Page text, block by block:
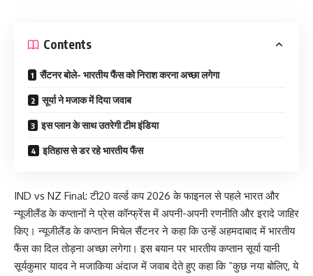
Contents
सैंटनर बोले- भारतीय फैंस को निराश करना अच्छा लगेगा
सूर्या ने मजाक में दिया जवाब
इस प्लान के साथ उतरेगी टीम इंडिया
इतिहास से डर रहे भारतीय फैंस
IND vs NZ Final: टी20 वर्ल्ड कप 2026 के फाइनल से पहले भारत और
न्यूजीलैंड के कप्तानों ने प्रेस कॉन्फ्रेंस में अपनी-अपनी रणनीति और इरादे जाहिर
किए। न्यूजीलैंड के कप्तान मिचेल सैंटनर ने कहा कि उन्हें अहमदाबाद में भारतीय
फैंस का दिल तोड़ना अच्छा लगेगा। इस बयान पर भारतीय कप्तान सूर्या यानी
सूर्यकुमार यादव ने मजाकिया अंदाज में जवाब देते हुए कहा कि “कुछ नया बोलिए, ये